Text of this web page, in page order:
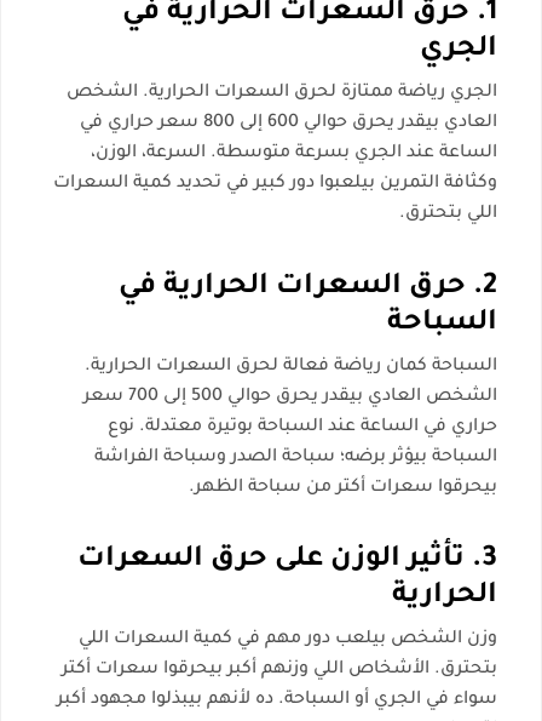
1. حرق السعرات الحرارية في
الجري
الجري رياضة ممتازة لحرق السعرات الحرارية. الشخص
العادي بيقدر يحرق حوالي 600 إلى 800 سعر حراري في
الساعة عند الجري بسرعة متوسطة. السرعة، الوزن،
وكثافة التمرين بيلعبوا دور كبير في تحديد كمية السعرات
اللي بتحترق.
2. حرق السعرات الحرارية في
السباحة
السباحة كمان رياضة فعالة لحرق السعرات الحرارية.
الشخص العادي بيقدر يحرق حوالي 500 إلى 700 سعر
حراري في الساعة عند السباحة بوتيرة معتدلة. نوع
السباحة بيؤثر برضه؛ سباحة الصدر وسباحة الفراشة
بيحرقوا سعرات أكتر من سباحة الظهر.
3. تأثير الوزن على حرق السعرات
الحرارية
وزن الشخص بيلعب دور مهم في كمية السعرات اللي
بتحترق. الأشخاص اللي وزنهم أكبر بيحرقوا سعرات أكتر
سواء في الجري أو السباحة. ده لأنهم بيبذلوا مجهود أكبر